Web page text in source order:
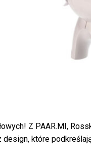
Z PAAR.MI,
które